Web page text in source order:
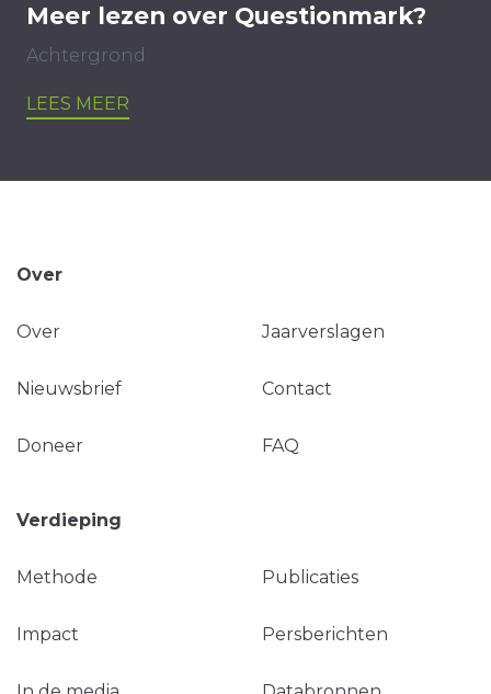
Meer lezen over Questionmark?
Achtergrond
LEES MEER
Over
Over Jaarverslagen
Nieuwsbrief Contact
Doneer FAQ
Verdieping
Methode Publicaties
Impact Persberichten